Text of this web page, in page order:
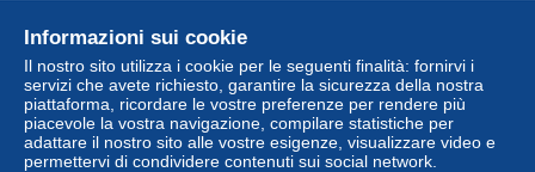
± 2,89 USD
Stato Professionista
Informazioni sui cookie
Il nostro sito utilizza i cookie per le seguenti finalità: fornirvi i
servizi che avete richiesto, garantire la sicurezza della nostra
piattaforma, ricordare le vostre preferenze per rendere più
piacevole la vostra navigazione, compilare statistiche per
adattare il nostro sito alle vostre esigenze, visualizzare video e
permettervi di condividere contenuti sui social network.